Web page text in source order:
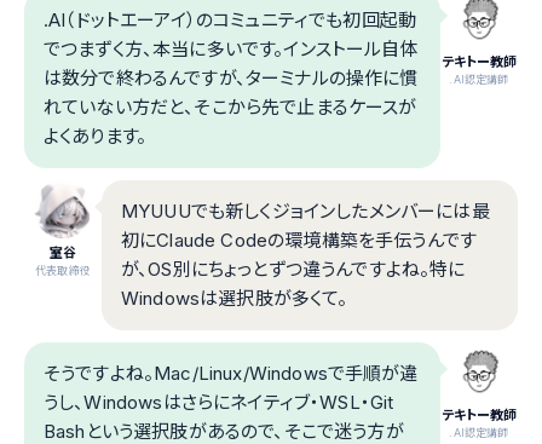
テキトー教師
.AI認定講師
.AI（ドットエーアイ）のコミュニティでも初回起動
でつまずく方、本当に多いです。インストール自体
は数分で終わるんですが、ターミナルの操作に慣
れていない方だと、そこから先で止まるケースが
よくあります。
室谷
代表取締役
MYUUUでも新しくジョインしたメンバーには最
初にClaude Codeの環境構築を手伝うんです
が、OS別にちょっとずつ違うんですよね。特に
Windowsは選択肢が多くて。
テキトー教師
.AI認定講師
そうですよね。Mac/Linux/Windowsで手順が違
うし、Windowsはさらにネイティブ・WSL・Git
Bashという選択肢があるので、そこで迷う方が